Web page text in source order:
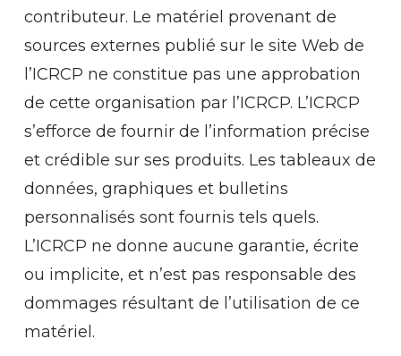
contributeur. Le matériel provenant de
sources externes publié sur le site Web de
l’ICRCP ne constitue pas une approbation
de cette organisation par l’ICRCP. L’ICRCP
s’efforce de fournir de l’information précise
et crédible sur ses produits. Les tableaux de
données, graphiques et bulletins
personnalisés sont fournis tels quels.
L’ICRCP ne donne aucune garantie, écrite
ou implicite, et n’est pas responsable des
dommages résultant de l’utilisation de ce
matériel.